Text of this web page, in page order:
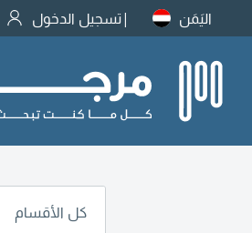
اليَمَن تسجيل الدخول
كل الأقسام